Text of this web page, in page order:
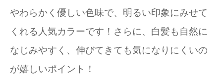
やわらかく優しい色味で、明るい印象にみせて
くれる人気カラーです！さらに、白髪も自然に
なじみやすく、伸びてきても気になりにくいの
が嬉しいポイント！